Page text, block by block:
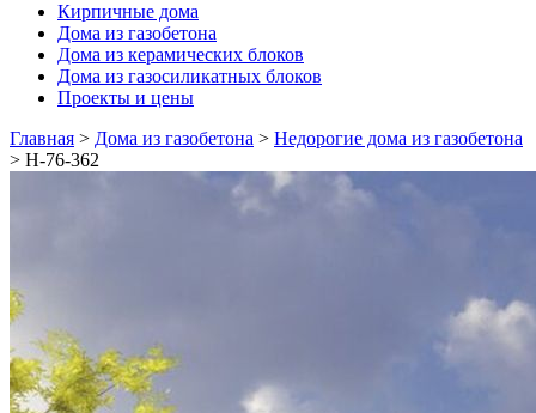
Кирпичные дома
Дома из газобетона
Дома из керамических блоков
Дома из газосиликатных блоков
Проекты и цены
Главная > Дома из газобетона > Недорогие дома из газобетона
> Н-76-362